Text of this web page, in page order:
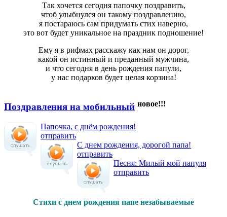
Так хочется сегодня папочку поздравить,
чтоб улыбнулся он такому поздравлению,
я постараюсь сам придумать стих наверно,
это вот будет уникальное на праздник подношение!
Ему я в рифмах расскажу как нам он дорог,
какой он истинный и преданный мужчина,
и что сегодня в день рождения папули,
у нас подарков будет целая корзина!
Поздравления на мобильный новое!!!
Папочка, с днём рождения!
отправить
С днем рождения, дорогой папа!
отправить
Песня: Милый мой папуля
отправить
Стихи с днем рождения папе незабываемые